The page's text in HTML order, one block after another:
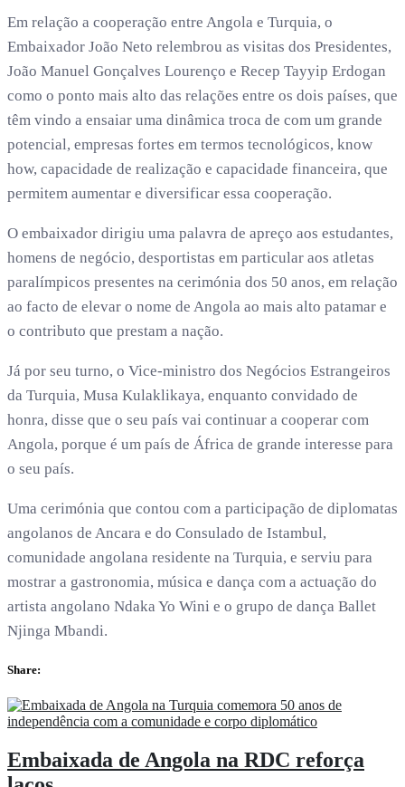
Em relação a cooperação entre Angola e Turquia, o
Embaixador João Neto relembrou as visitas dos Presidentes,
João Manuel Gonçalves Lourenço e Recep Tayyip Erdogan
como o ponto mais alto das relações entre os dois países, que
têm vindo a ensaiar uma dinâmica troca de com um grande
potencial, empresas fortes em termos tecnológicos, know
how, capacidade de realização e capacidade financeira, que
permitem aumentar e diversificar essa cooperação.
O embaixador dirigiu uma palavra de apreço aos estudantes,
homens de negócio, desportistas em particular aos atletas
paralímpicos presentes na cerimónia dos 50 anos, em relação
ao facto de elevar o nome de Angola ao mais alto patamar e
o contributo que prestam a nação.
Já por seu turno, o Vice-ministro dos Negócios Estrangeiros
da Turquia, Musa Kulaklikaya, enquanto convidado de
honra, disse que o seu país vai continuar a cooperar com
Angola, porque é um país de África de grande interesse para
o seu país.
Uma cerimónia que contou com a participação de diplomatas
angolanos de Ancara e do Consulado de Istambul,
comunidade angolana residente na Turquia, e serviu para
mostrar a gastronomia, música e dança com a actuação do
artista angolano Ndaka Yo Wini e o grupo de dança Ballet
Njinga Mbandi.
Share:
Embaixada de Angola na RDC reforça